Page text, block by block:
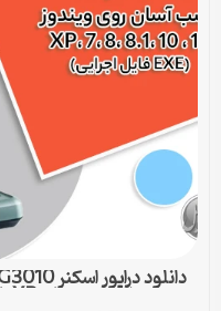
سریع برای ویندوزهای XP تا 11